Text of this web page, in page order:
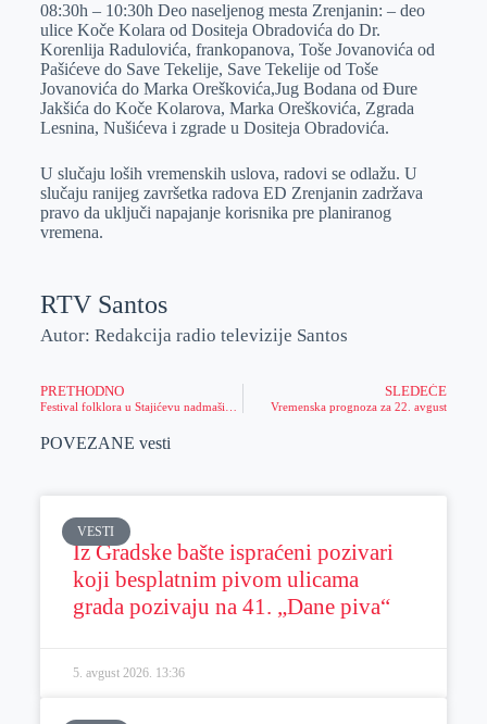
08:30h – 10:30h Deo naseljenog mesta Zrenjanin: – deo
ulice Koče Kolara od Dositeja Obradovića do Dr.
Korenlija Radulovića, frankopanova, Toše Jovanovića od
Pašićeve do Save Tekelije, Save Tekelije od Toše
Jovanovića do Marka Oreškovića,Jug Bodana od Đure
Jakšića do Koče Kolarova, Marka Oreškovića, Zgrada
Lesnina, Nušićeva i zgrade u Dositeja Obradovića.
U slučaju loših vremenskih uslova, radovi se odlažu. U
slučaju ranijeg završetka radova ED Zrenjanin zadržava
pravo da uključi napajanje korisnika pre planiranog
vremena.
RTV Santos
Autor: Redakcija radio televizije Santos
PRETHODNO SLEDEĆE
Vremenska prognoza za 22. avgust
POVEZANE vesti
VESTI
Iz Gradske bašte ispraćeni pozivari
koji besplatnim pivom ulicama
grada pozivaju na 41. „Dane piva“
5. avgust 2026. 13:36